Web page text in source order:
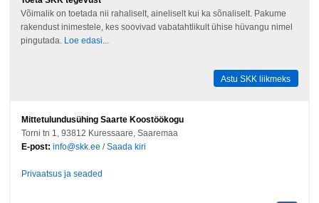
Võimalik on toetada nii rahaliselt, aineliselt kui ka sõnaliselt. Pakume
rakendust inimestele, kes soovivad vabatahtlikult ühise hüvangu nimel
pingutada.
Loe edasi...
Astu SKK liikmeks
Mittetulundusühing Saarte Koostöökogu
Torni tn 1, 93812 Kuressaare, Saaremaa
E-post: info@skk.ee /Saada kiri
Privaatsus ja seaded